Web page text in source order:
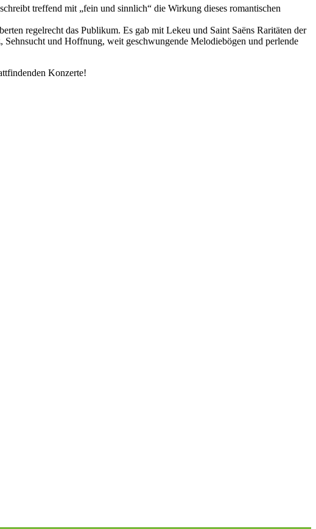
treffend mit „fein und sinnlich“ die Wirkung dieses romantischen
regelrecht das Publikum. Es gab mit Lekeu und Saint Saëns Raritäten der
und Hoffnung, weit geschwungende Melodiebögen und perlende
Konzerte!